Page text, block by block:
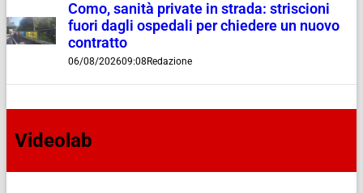
Como, sanità private in strada: striscioni
fuori dagli ospedali per chiedere un nuovo
contratto
06/08/202609:08 Redazione
Videolab